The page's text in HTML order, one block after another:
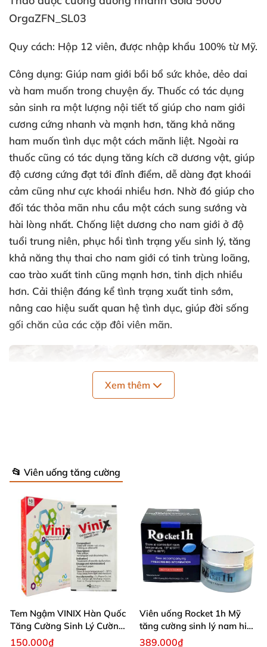
OrgaZFN_SL03
Quy cách: Hộp 12 viên, được nhập khẩu 100% từ Mỹ.
Công dụng: Giúp nam giới bồi bổ sức khỏe, dẻo dai
và ham muốn trong chuyện ấy. Thuốc có tác dụng
sản sinh ra một lượng nội tiết tố giúp cho nam giới
cương cứng nhanh và mạnh hơn, tăng khả năng
ham muốn tình dục một cách mãnh liệt. Ngoài ra
thuốc cũng có tác dụng tăng kích cỡ dương vật, giúp
độ cương cứng đạt tới đỉnh điểm, dễ dàng đạt khoái
cảm cũng như cực khoái nhiều hơn. Nhờ đó giúp cho
đối tác thỏa mãn nhu cầu một cách sung sướng và
hài lòng nhất. Chống liệt dương cho nam giới ở độ
tuổi trung niên, phục hồi tình trạng yếu sinh lý, tăng
khả năng thụ thai cho nam giới có tinh trùng loãng,
cao trào xuất tinh cũng mạnh hơn, tinh dịch nhiều
hơn. Cải thiện đáng kể tình trạng xuất tinh sớm,
nâng cao hiệu suất quan hệ tình dục, giúp đời sống
gối chăn của các cặp đôi viên mãn.
Đối tượng sử dụng:
Xem thêm
📂 Viên uống tăng cường
Tem Ngậm VINIX Hàn Quốc
Tăng Cường Sinh Lý Cường
Dương
150.000₫
Viên uống Rocket 1h Mỹ
tăng cường sinh lý nam hiệu
quả
389.000₫